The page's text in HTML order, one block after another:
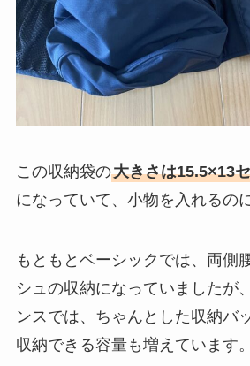
この収納袋の大きさは15.5×13
になっていて、小物を入れるの
もともとベーシックでは、両側
シュの収納になっていましたが
ンスでは、ちゃんとした収納バ
収納できる容量も増えています。